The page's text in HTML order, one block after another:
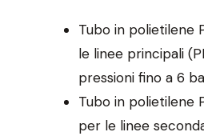
Tubo in polietilene
le linee principali
pressioni fino a 6
Tubo in polietilene
per le linee